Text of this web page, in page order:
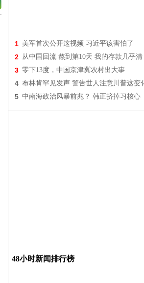
1 美军首次公开这视频 习近平该害怕了
2 从中国回流 熬到第10天 我的存款几乎清
3 零下13度，中国京津冀农村出大事
4 布林肯罕见发声 警告世人注意川普这变
5 中南海政治风暴前兆？ 韩正挤掉习核心
48小时新闻排行榜